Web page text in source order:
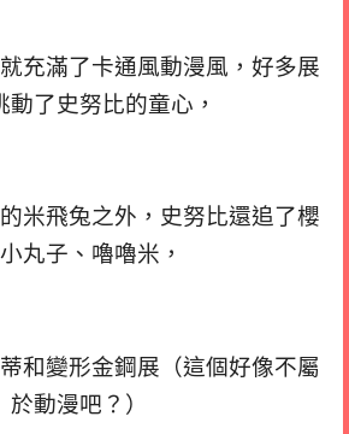
充滿了卡通風動漫風，好多展
動了史努比的童心，
米飛兔之外，史努比還追了櫻
丸子、嚕嚕米，
和變形金鋼展（這個好像不屬
於動漫吧？）